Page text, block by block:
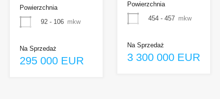
Powierzchnia
92 - 106 mkw
Na Sprzedaż
295 000 EUR
Powierzchnia
454 - 457 mkw
Na Sprzedaż
3 300 000 EUR